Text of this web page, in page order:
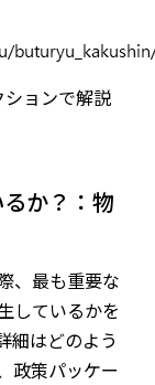
ョンで解説
か？：物
、最も重要な
しているかを
細はどのよう
政策パッケー